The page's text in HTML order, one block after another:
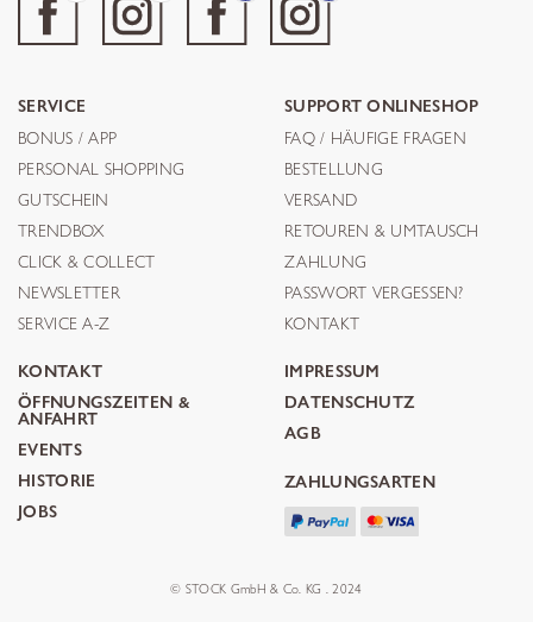
SERVICE
BONUS / APP
PERSONAL SHOPPING
GUTSCHEIN
TRENDBOX
CLICK & COLLECT
NEWSLETTER
SERVICE A-Z
SUPPORT ONLINESHOP
FAQ / HÄUFIGE FRAGEN
BESTELLUNG
VERSAND
RETOUREN & UMTAUSCH
ZAHLUNG
PASSWORT VERGESSEN?
KONTAKT
KONTAKT
ÖFFNUNGSZEITEN &
ANFAHRT
EVENTS
HISTORIE
JOBS
IMPRESSUM
DATENSCHUTZ
AGB
ZAHLUNGSARTEN
© STOCK GmbH & Co. KG . 2024